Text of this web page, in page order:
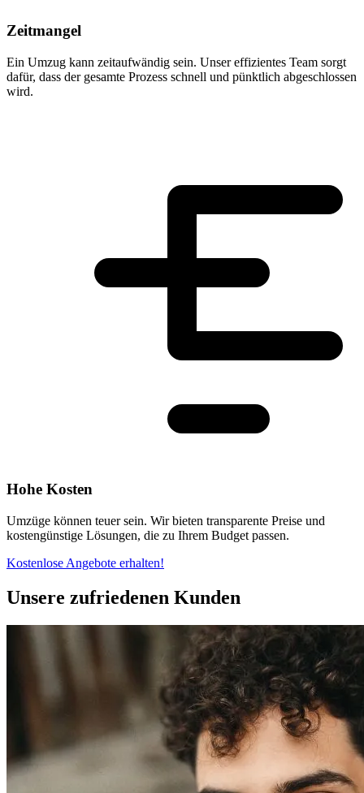
Zeitmangel
Ein Umzug kann zeitaufwändig sein. Unser effizientes Team sorgt
dafür, dass der gesamte Prozess schnell und pünktlich abgeschlossen
wird.
Hohe Kosten
Umzüge können teuer sein. Wir bieten transparente Preise und
kostengünstige Lösungen, die zu Ihrem Budget passen.
Kostenlose Angebote erhalten!
Unsere zufriedenen Kunden